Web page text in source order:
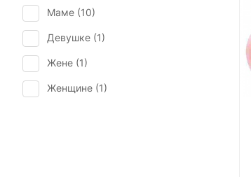
Маме (10)
Девушке (1)
Жене (1)
Женщине (1)